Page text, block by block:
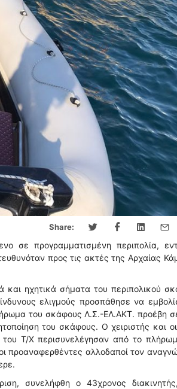
Share:
σε προγραμματισμένη περιπολία,
προς τις ακτές της Αρχαίας
ηχητικά σήματα του περιπολικού
ελιγμούς προσπάθησε να
του σκάφους Λ.Σ.-ΕΛ.ΑΚΤ. προέβη
του σκάφους. Ο χειριστής και
του Τ/Χ περισυνελέγησαν από το
προαναφερθέντες αλλοδαποί τον
συνελήφθη ο 43χρονος